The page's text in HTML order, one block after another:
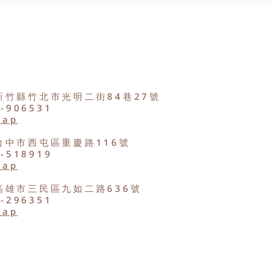
竹縣竹北市光明二街84巷27號
906531
中市西屯區重慶路116號
518919
雄市三民區九如二路636號
296351